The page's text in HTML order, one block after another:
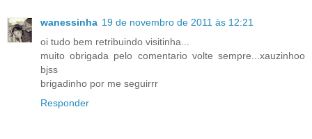
wanessinha 19 de novembro de 2011 às 12:21
oi tudo bem retribuindo visitinha...
muito obrigada pelo comentario volte sempre...xauzinhoo
bjss
brigadinho por me seguirrr
Responder